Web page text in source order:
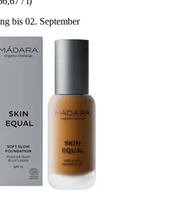
bis 02. September